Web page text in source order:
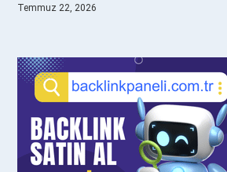
Temmuz 22, 2026